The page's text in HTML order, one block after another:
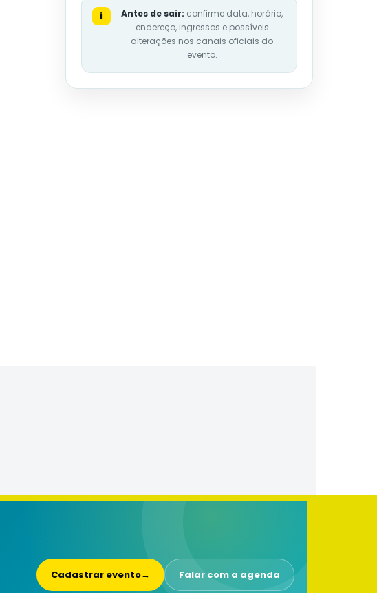
i Antes de sair: confirme data, horário,
endereço, ingressos e possíveis
alterações nos canais oficiais do
evento.
Cadastrar evento→ Falar com a agenda